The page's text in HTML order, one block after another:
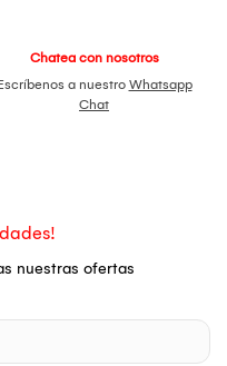
Chatea con nosotros
a nuestro Whatsapp
Chat
nuestras ofertas